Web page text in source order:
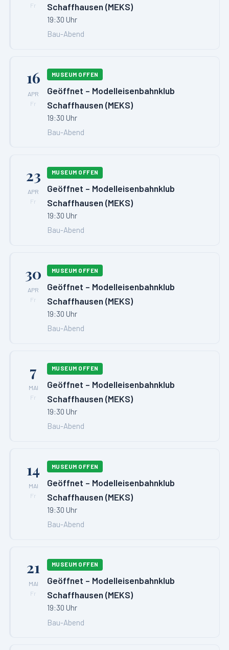
Fr
Schaffhausen (MEKS)
19:30 Uhr
Bau-Abend
16
APR
Fr
MUSEUM OFFEN
Geöffnet – Modelleisenbahnklub
Schaffhausen (MEKS)
19:30 Uhr
Bau-Abend
23
APR
Fr
MUSEUM OFFEN
Geöffnet – Modelleisenbahnklub
Schaffhausen (MEKS)
19:30 Uhr
Bau-Abend
30
APR
Fr
MUSEUM OFFEN
Geöffnet – Modelleisenbahnklub
Schaffhausen (MEKS)
19:30 Uhr
Bau-Abend
7
MAI
Fr
MUSEUM OFFEN
Geöffnet – Modelleisenbahnklub
Schaffhausen (MEKS)
19:30 Uhr
Bau-Abend
14
MAI
Fr
MUSEUM OFFEN
Geöffnet – Modelleisenbahnklub
Schaffhausen (MEKS)
19:30 Uhr
Bau-Abend
21
MAI
Fr
MUSEUM OFFEN
Geöffnet – Modelleisenbahnklub
Schaffhausen (MEKS)
19:30 Uhr
Bau-Abend